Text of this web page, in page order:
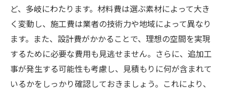
ど、多岐にわたります。材料費は選ぶ素材によって大き
く変動し、施工費は業者の技術力や地域によって異なり
ます。また、設計費がかかることで、理想の空間を実現
するために必要な費用も見逃せません。さらに、追加工
事が発生する可能性も考慮し、見積もりに何が含まれて
いるかをしっかり確認しておきましょう。これにより、